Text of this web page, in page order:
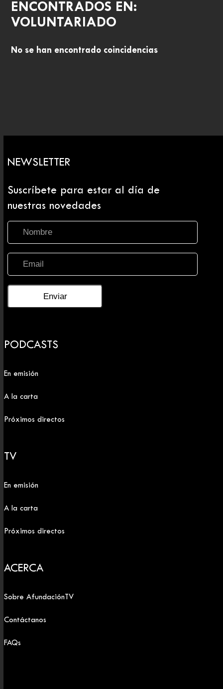
ENCONTRADOS EN:
VOLUNTARIADO
No se han encontrado coincidencias
NEWSLETTER
Suscríbete para estar al día de
nuestras novedades
PODCASTS
En emisión
A la carta
Próximos directos
TV
En emisión
A la carta
Próximos directos
ACERCA
Sobre AfundaciónTV
Contáctanos
FAQs